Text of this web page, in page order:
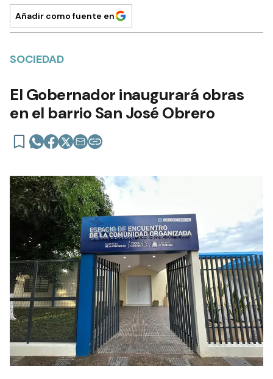
Añadir como fuente en
SOCIEDAD
El Gobernador inaugurará obras
en el barrio San José Obrero